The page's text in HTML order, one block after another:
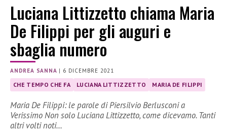
Luciana Littizzetto chiama Maria
De Filippi per gli auguri e
sbaglia numero
ANDREA SANNA | 6 DICEMBRE 2021
CHE TEMPO CHE FA LUCIANA LITTIZZETTO MARIA DE FILIPPI
Maria De Filippi: le parole di Piersilvio Berlusconi a
Verissimo Non solo Luciana Littizzetto, come dicevamo. Tanti
altri volti noti…